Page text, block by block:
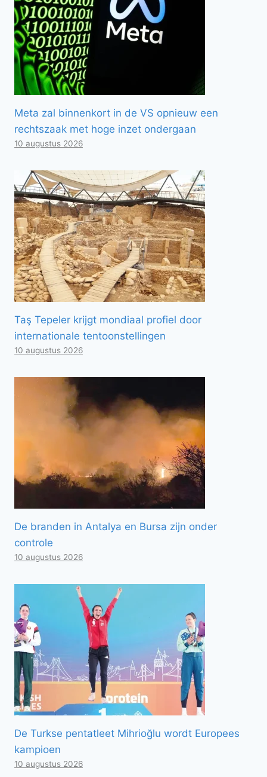
Meta zal binnenkort in de VS opnieuw een
rechtszaak met hoge inzet ondergaan
10 augustus 2026
Taş Tepeler krijgt mondiaal profiel door
internationale tentoonstellingen
10 augustus 2026
De branden in Antalya en Bursa zijn onder
controle
10 augustus 2026
De Turkse pentatleet Mihrioğlu wordt Europees
kampioen
10 augustus 2026